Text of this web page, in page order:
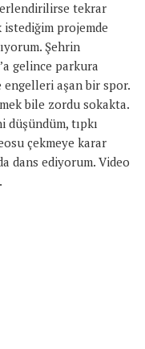
tekrar
projemde
Şehrin
gelince parkura
engelleri aşan bir spor.
bile zordu sokakta.
tıpkı
çekmeye karar
dans ediyorum. Video